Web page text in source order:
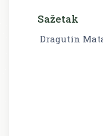
Sažetak
Dragutin